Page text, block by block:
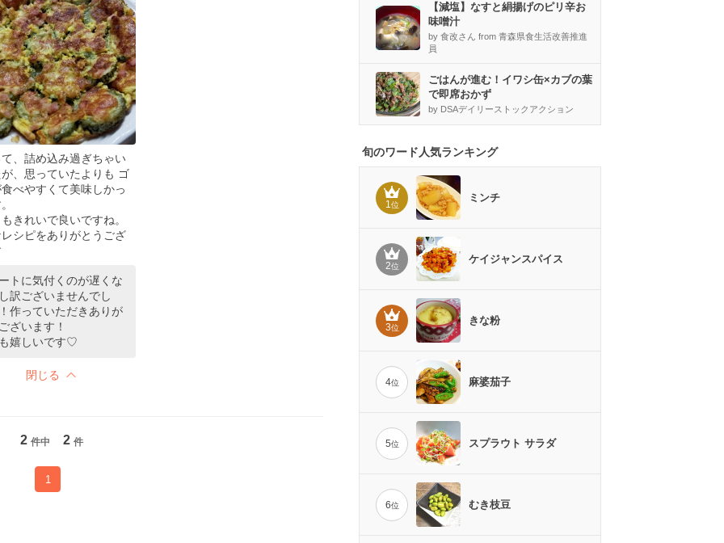
、詰め込み過ぎちゃい
が、思っていたよりも ゴ
べやすくて美味しかっ
きれいで良いですね。
シピをありがとうござ
閉じる
トに気付くのが遅くな
訳ございませんでし
作っていただきありが
ざいます！
嬉しいです♡
2 件中 2 件
1
【減塩】なすと絹揚げのピリ辛お
味噌汁
by 食改さん from 青森県食生活改善推進
員
ごはんが進む！イワシ缶×カブの葉
で即席おかず
by DSAデイリーストックアクション
旬のワード人気ランキング
1位
ミンチ
2位
ケイジャンスパイス
3位
きな粉
4位 麻婆茄子
5位 スプラウト サラダ
6位 むき枝豆